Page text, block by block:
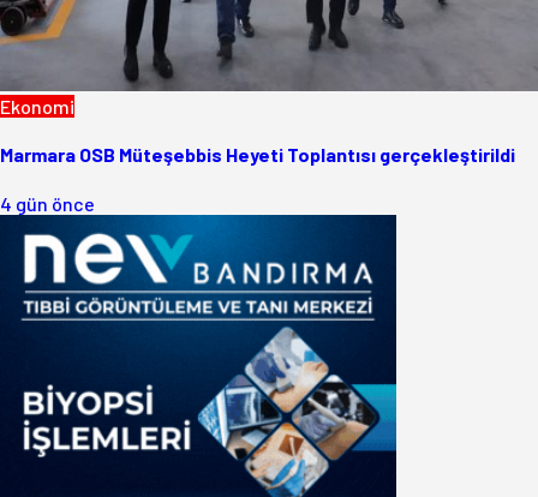
Ekonomi
Marmara OSB Müteşebbis Heyeti Toplantısı gerçekleştirildi
4 gün önce